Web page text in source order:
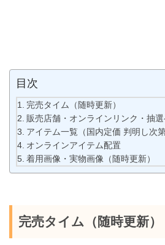
目次
完売タイム（随時更新）
販売店舗・オンラインリンク・抽
アイテム一覧（国内定価 判明し次
オンラインアイテム配置
着用画像・実物画像（随時更新）
完売タイム（随時更新）